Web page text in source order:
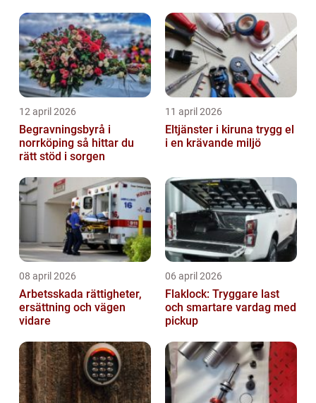
12 april 2026
Begravningsbyrå i
norrköping så hittar du
rätt stöd i sorgen
11 april 2026
Eltjänster i kiruna trygg el
i en krävande miljö
08 april 2026
Arbetsskada rättigheter,
ersättning och vägen
vidare
06 april 2026
Flaklock: Tryggare last
och smartare vardag med
pickup